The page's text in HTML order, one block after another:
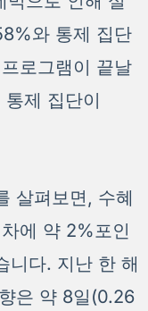
와 통제 집단
로그램이 끝날
제 집단이
살펴보면, 수혜
에 약 2%포인
니다. 지난 한 해
은 약 8일(0.26